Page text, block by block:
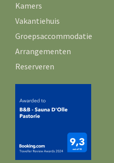
Kamers
Vakantiehuis
Groepsaccommodatie
Arrangementen
Reserveren